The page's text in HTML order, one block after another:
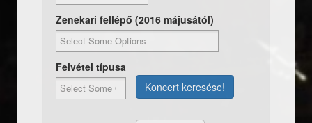
Zenekari fellépő (2016 májusától)
Felvétel típusa
Koncert keresése!